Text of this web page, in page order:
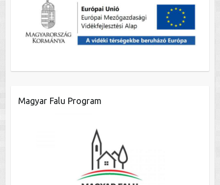
Magyar Falu Program